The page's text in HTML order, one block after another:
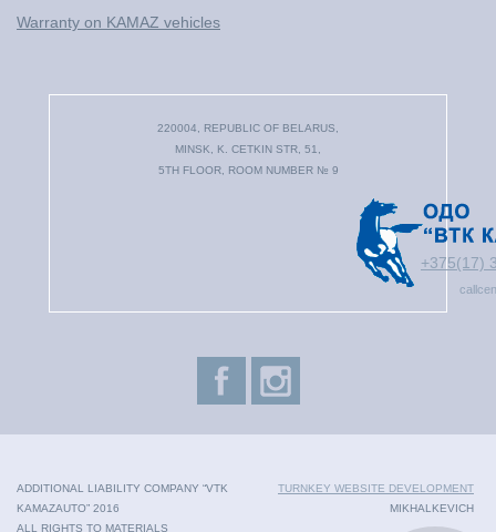
Warranty on KAMAZ vehicles
220004, REPUBLIC OF BELARUS,
MINSK, K. CETKIN STR, 51,
5TH FLOOR, ROOM NUMBER № 9
+375(17)
ADDITIONAL LIABILITY COMPANY “VTK
KAMAZAUTO” 2016
ALL RIGHTS TO MATERIALS
TURNKEY WEBSITE DEVELOPMENT
MIKHALKEVICH